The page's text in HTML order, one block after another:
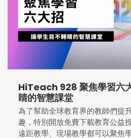
HiTeach 928 聚焦學習六
睛的智慧課堂
為了幫助全球教育界的教師們提
趣，特別開放免費下載教育公益
遠距教學、現場教學都可以聚焦